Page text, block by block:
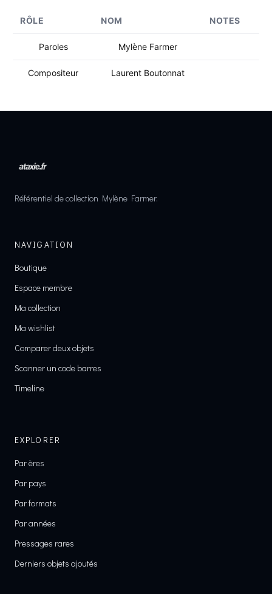
RÔLE NOM NOTES
Paroles Mylène Farmer
Compositeur Laurent Boutonnat
Référentiel de collection Mylène Farmer.
NAVIGATION
Boutique
Espace membre
Ma collection
Ma wishlist
Comparer deux objets
Scanner un code barres
Timeline
EXPLORER
Par ères
Par pays
Par formats
Par années
Pressages rares
Derniers objets ajoutés